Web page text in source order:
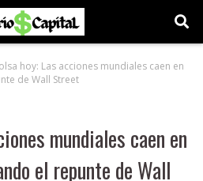
hoy: Las acciones mundiales caen en
de Wall Street
mundiales caen en
el repunte de Wall